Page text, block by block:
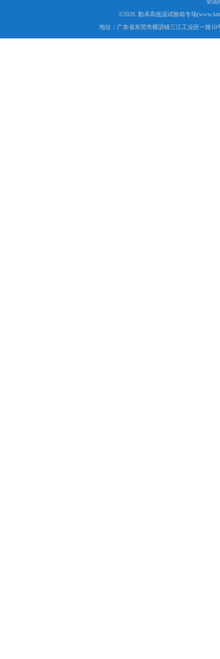
全国
©2026 勤卓高低温试验箱专场
地址：广东省东莞市横沥镇三江工业区一路10